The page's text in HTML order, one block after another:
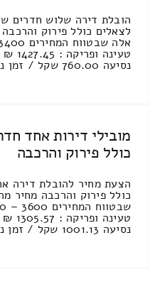
הובלת דירה שלוש חדרים
נסיעה 760.00 שקל / זמן נסיעה בין ערים [...]
מובילי דירות אחד
כולל פירוק והרכבה
הצעת מחיר להובלת דירה
נסיעה 1001.13 שקל / זמן נסיעה בין ערים 1 [...]